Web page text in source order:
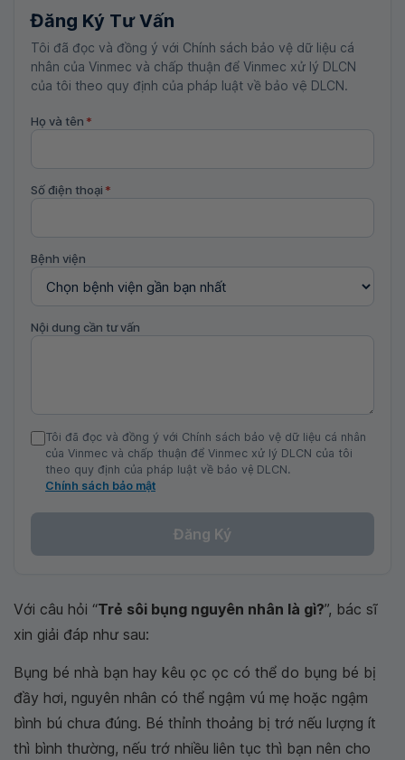
Đăng Ký Tư Vấn
Tôi đã đọc và đồng ý với Chính sách bảo vệ dữ liệu cá
nhân của Vinmec và chấp thuận để Vinmec xử lý DLCN
của tôi theo quy định của pháp luật về bảo vệ DLCN.
Họ và tên *
Số điện thoại *
Bệnh viện
Nội dung cần tư vấn
Tôi đã đọc và đồng ý với Chính sách bảo vệ dữ liệu cá nhân
của Vinmec và chấp thuận để Vinmec xử lý DLCN của tôi
theo quy định của pháp luật về bảo vệ DLCN.
Chính sách bảo mật
Đăng Ký
Với câu hỏi “Trẻ sôi bụng nguyên nhân là gì?”, bác sĩ
xin giải đáp như sau:
Bụng bé nhà bạn hay kêu ọc ọc có thể do bụng bé bị
đầy hơi, nguyên nhân có thể ngậm vú mẹ hoặc ngậm
bình bú chưa đúng. Bé thỉnh thoảng bị trớ nếu lượng ít
thì bình thường, nếu trớ nhiều liên tục thì bạn nên cho